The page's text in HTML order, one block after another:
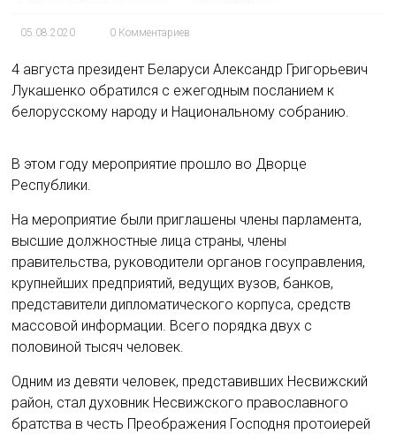
05.08.2020 0 Комментариев
4 августа президент Беларуси Александр Григорьевич
Лукашенко обратился с ежегодным посланием к
белорусскому народу и Национальному собранию.
В этом году мероприятие прошло во Дворце
Республики.
На мероприятие были приглашены члены парламента,
высшие должностные лица страны, члены
правительства, руководители органов госуправления,
крупнейших предприятий, ведущих вузов, банков,
представители дипломатического корпуса, средств
массовой информации. Всего порядка двух с
половиной тысяч человек.
Одним из девяти человек, представивших Несвижский
район, стал духовник Несвижского православного
братства в честь Преображения Господня протоиерей